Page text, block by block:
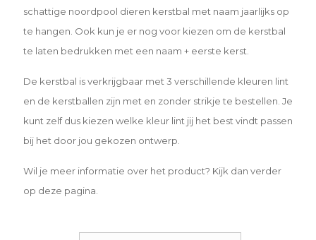
schattige noordpool dieren kerstbal met naam jaarlijks op
te hangen. Ook kun je er nog voor kiezen om de kerstbal
te laten bedrukken met een naam + eerste kerst.
De kerstbal is verkrijgbaar met 3 verschillende kleuren lint
en de kerstballen zijn met en zonder strikje te bestellen. Je
kunt zelf dus kiezen welke kleur lint jij het best vindt passen
bij het door jou gekozen ontwerp.
Wil je meer informatie over het product? Kijk dan verder
op deze pagina.